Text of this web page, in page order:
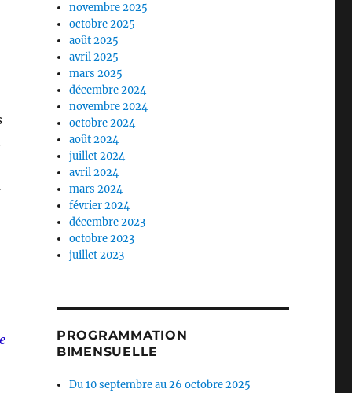
novembre 2025
octobre 2025
août 2025
avril 2025
mars 2025
décembre 2024
novembre 2024
octobre 2024
août 2024
juillet 2024
avril 2024
mars 2024
février 2024
décembre 2023
octobre 2023
juillet 2023
PROGRAMMATION
BIMENSUELLE
Du 10 septembre au 26 octobre 2025